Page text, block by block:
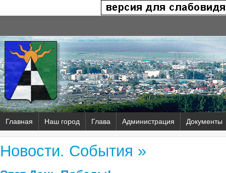
Главная Наш город Глава Администрация Документы
Новости. События »